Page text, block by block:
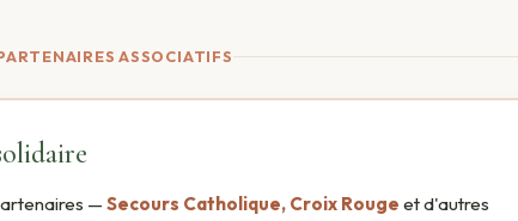
ASSOCIATIFS
— Secours Catholique, Croix Rouge et d'autres